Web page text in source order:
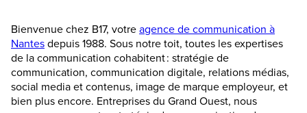
Bienvenue chez B17, votreagence de communication à
Nantesdepuis 1988. Sous notre toit, toutes les expertises
de la communication cohabitent : stratégie de
communication, communication digitale, relations médias,
social media et contenus, image de marque employeur, et
bien plus encore. Entreprises du Grand Ouest, nous